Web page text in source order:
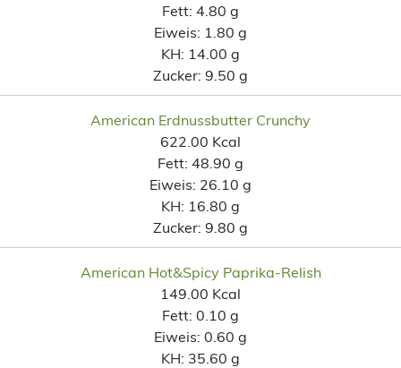
Fett: 4.80 g
Eiweis: 1.80 g
KH: 14.00 g
Zucker: 9.50 g
American Erdnussbutter Crunchy
622.00 Kcal
Fett: 48.90 g
Eiweis: 26.10 g
KH: 16.80 g
Zucker: 9.80 g
American Hot&Spicy Paprika-Relish
149.00 Kcal
Fett: 0.10 g
Eiweis: 0.60 g
KH: 35.60 g